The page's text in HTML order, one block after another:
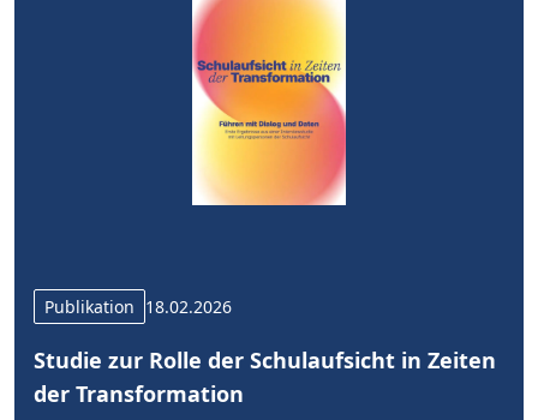
Publikation 18.02.2026
Studie zur Rolle der Schulaufsicht in Zeiten
der Transformation